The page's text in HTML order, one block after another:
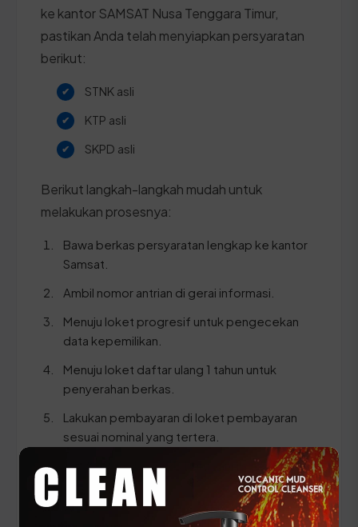
ke kantor SAMSAT Nusa Tenggara Timur,
pastikan Anda telah menyiapkan persyaratan
berikut:
STNK asli
KTP asli
SKPD asli
Berikut langkah-langkah mudah untuk
melakukan prosesnya:
Bawa berkas persyaratan lengkap ke kantor
Samsat.
Ambil nomor antrian di gerai informasi.
Menuju loket progresif untuk pengecekan
data kepemilikan.
Menuju loket daftar ulang 1 tahun untuk
penyerahan berkas.
Lakukan pembayaran di loket pembayaran
sesuai nominal yang tertera.
Ambil STNK dan SKPD baru yang sudah
disahkan.